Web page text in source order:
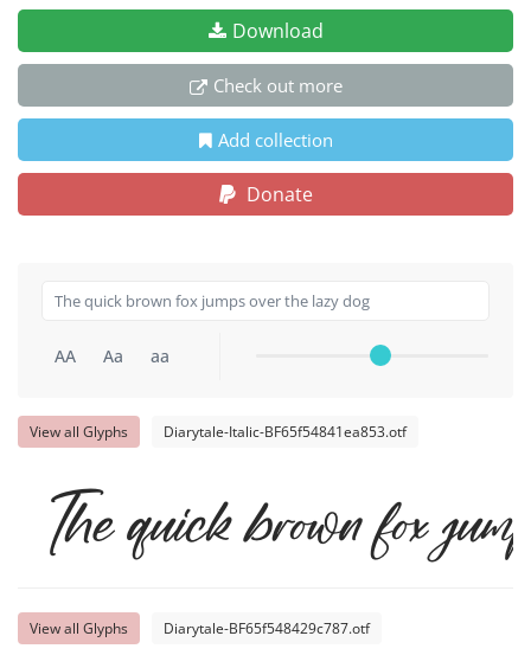
Download
Check out more
Add collection
Donate
AA Aa aa
View all Glyphs Diarytale-Italic-BF65f54841ea853.otf
The quick brown fox
View all Glyphs Diarytale-BF65f548429c787.otf